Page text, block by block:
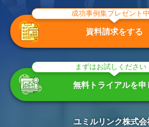
成功事例集プレゼント中
資料請求をする
まずはお試しください
無料トライアルを申
ユミルリンク株式会